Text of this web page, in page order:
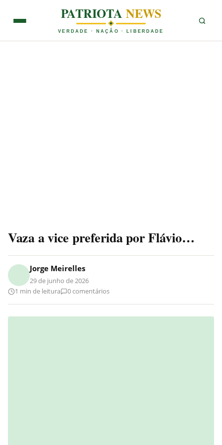
PATRIOTANEWS
VERDADE · NAÇÃO · LIBERDADE
Vaza a vice preferida por Flávio…
Jorge Meirelles
29 de junho de 2026
1 min de leitura
0 comentários